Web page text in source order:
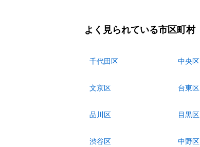
よく見られている市区町村
千代田区 中央区
文京区 台東区
品川区 目黒区
渋谷区 中野区